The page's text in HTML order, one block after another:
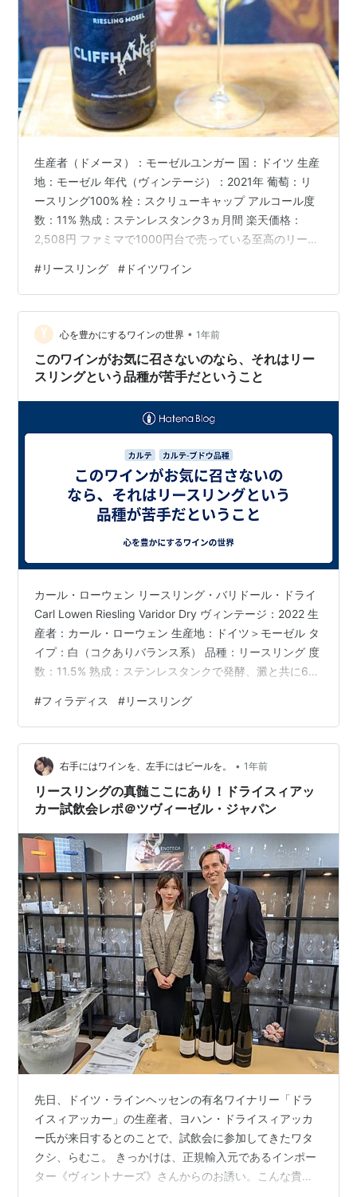
生産者（ドメーヌ）：モーゼルユンガー 国：ドイツ 生産
地：モーゼル 年代（ヴィンテージ）：2021年 葡萄：リ
ースリング100% 栓：スクリューキャップ アルコール度
数：11% 熟成：ステンレスタンク3ヵ月間 楽天価格：
2,508円 ファミマで1000円台で売っている至高のリース
く、あまりに美味しい。お酒に強くないのに一晩で一
本、軽く空にできてしまう。ブラインドで出せば5,000
円以上の値段がつくに違いないクオリティ。 味わい 柑橘
の爽やかなアタック。鼻腔をくすぐるペトロール香。雨
上がりのドイツ・モーゼル地方の急斜面を、一歩一歩確
かに登っていくか…
#リースリング # ドイツワイン
心を豊かにするワインの世界 • 1年前
このワインがお気に召さないのなら、それはリー
スリングという品種が苦手だということ
カール・ローウェン リースリング・バリドール・ドライ
Carl Lowen Riesling Varidor Dry ヴィンテージ：2022 生
産者：カール・ローウェン 生産地：ドイツ＞モーゼル タ
イプ：白（コクありバランス系） 品種：リースリング 度
数：11.5% 熟成：ステンレスタンクで発酵、澱と共に6ヶ
格：1600円 購入セット：フィラディスクリスマス福袋
2024年バラエティ白ワイン5本福袋 セラーの在庫が１５
本まで減った。ここまで減ったのは久しぶり。だいたい
いつもなにかしら補充して常に容量オーバーだからｗ プ
ライムデーに備えて枠…
#フィラディス #リースリング
右手にはワインを、左手にはビールを。 • 1年前
リースリングの真髄ここにあり！ドライスィアッ
カー試飲会レポ＠ツヴィーゼル・ジャパン
先日、ドイツ・ラインヘッセンの有名ワイナリー「ドラ
イスィアッカー」の生産者、ヨハン・ドライスィアッカ
ー氏が来日するとのことで、試飲会に参加してきたワタ
クシ、らむこ。 きっかけは、正規輸入元であるインポー
ター《ヴィントナーズ》さんからのお誘い。こんな貴重